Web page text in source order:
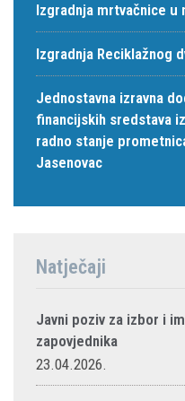
Izgradnja mrtvačnice u
Izgradnja Reciklažnog
Jednostavna izravna
financijskih sredstava
radno stanje
Jasenovac
Natječaji
Javni poziv za izbor i
zapovjednika
23.04.2026.